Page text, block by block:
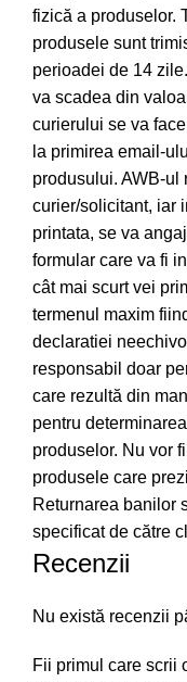
fizică a produselor.
produsele sunt
perioadei de 14
va scadea din
curierului se va
la primirea email-
produsului. AWB-ul
curier/solicitant, iar
printata, se va
formular care va fi
cât mai scurt vei
termenul maxim
declaratiei
responsabil doar
care rezultă din
pentru
produselor. Nu vor
produsele care
Returnarea banilor
specificat de către
Recenzii
Nu există recenzii
Fii primul care scrii